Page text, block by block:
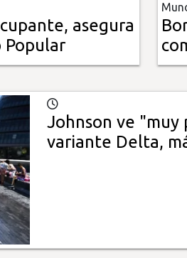
asegura
Johnson ve "muy
variante Delta,